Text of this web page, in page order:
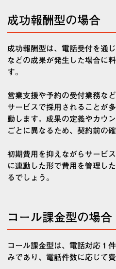
成功報酬型の場合
成功報酬型は、電話受付を通
などの成果が発生した場合に
す。
営業支援や予約の受付業務な
サービスで採用されることが
動します。成果の定義やカウ
ごとに異なるため、契約前の
初期費用を抑えながらサービ
に連動した形で費用を管理し
るでしょう。
コール課金型の場合
コール課金型は、電話対応１
みであり、電話件数に応じて